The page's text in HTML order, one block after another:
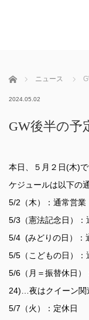
ホーム ニュース
2024.05.02
GW後半の予
本日、５月２日(木)
ケジュールは以下の
5/2（木）：通常営
5/3（憲法記念日）
5/4 (みどりの日）：
5/5（こどもの日）
5/6（月＝振替休日
24)…夜はクイーン関
5/7（火）：定休日